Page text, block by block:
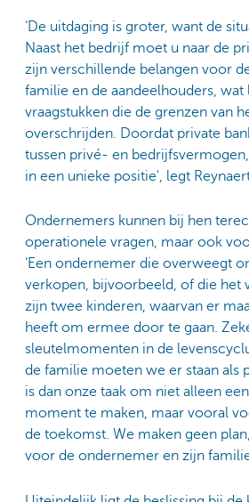
‘De uitdaging is groter, want de
Naast het bedrijf moet u naar de
zijn verschillende belangen voor
familie en de aandeelhouders,
vraagstukken die de grenzen van
overschrijden. Doordat private
tussen privé- en
in een unieke positie', legt
Ondernemers kunnen bij hen
operationele vragen, maar ook
‘Een ondernemer die overweegt
verkopen, bijvoorbeeld, of die het
zijn twee kinderen, waarvan er
heeft om ermee door te gaan.
sleutelmomenten in de
de familie moeten we er staan als
is dan onze taak om niet alleen
moment te maken, maar vooral
de toekomst. We maken geen
voor de ondernemer en zijn